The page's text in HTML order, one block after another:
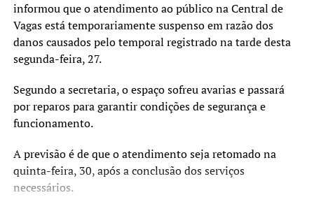
Com a assinatura do termo, Nova Santa Rita formalizou a
adesão ao programa.
O vice-prefeito Rodrigo Busato destacou que a obra deve
contribuir para as atividades desenvolvidas na escola.
“Essa intervenção vai muito
além da infraestrutura.
Estamos criando um
ambiente mais acolhedor,
acessível e adequado para o
desenvolvimento das
informou que o atendimento ao público na Central de
Vagas está temporariamente suspenso em razão dos
danos causados pelo temporal registrado na tarde desta
segunda-feira, 27.
Segundo a secretaria, o espaço sofreu avarias e passará
por reparos para garantir condições de segurança e
funcionamento.
A previsão é de que o atendimento seja retomado na
quinta-feira, 30, após a conclusão dos serviços
necessários.